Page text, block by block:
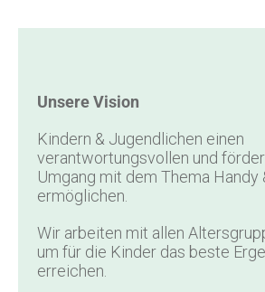
Unsere Vision
Kindern & Jugendlichen einen
verantwortungsvollen und
Umgang mit dem Thema Handy
ermöglichen.
Wir arbeiten mit allen
um für die Kinder das beste
erreichen.